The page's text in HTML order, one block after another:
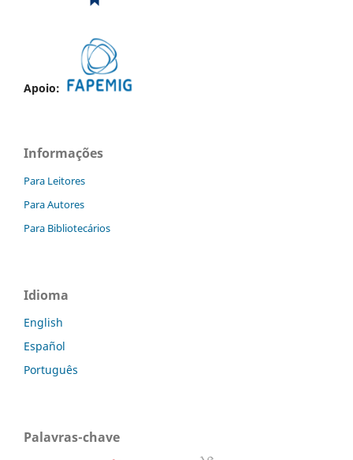
Apoio:
Informações
Para Leitores
Para Autores
Para Bibliotecários
Idioma
English
Español
Português
Palavras-chave